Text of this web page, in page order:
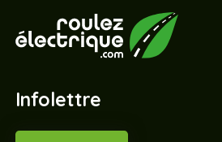
Infolettre